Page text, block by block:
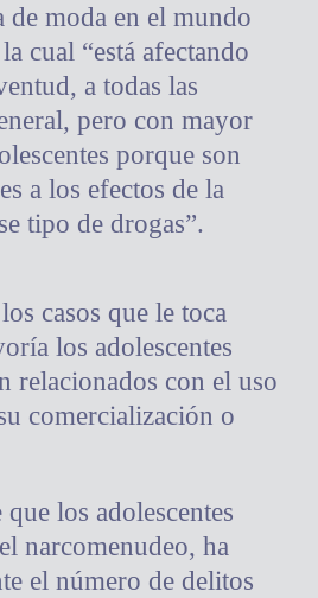
de moda en el mundo
cual “está afectando
a todas las
pero con mayor
porque son
a los efectos de la
tipo de drogas”.
casos que le toca
los adolescentes
relacionados con el uso
comercialización o
los adolescentes
narcomenudeo, ha
el número de delitos